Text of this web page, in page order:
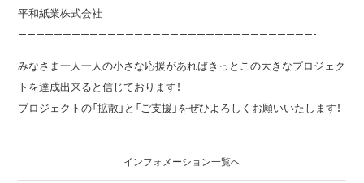
平和紙業株式会社
—————————————————————————————————-
みなさま一人一人の小さな応援があればきっとこの大きなプロジェク
トを達成出来ると信じております！
プロジェクトの「拡散」と「ご支援」をぜひよろしくお願いいたします！
インフォメーション一覧へ